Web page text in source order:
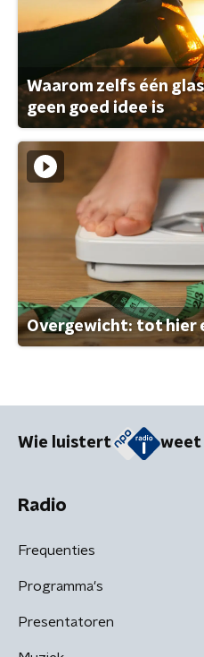
Waarom zelfs één
geen goed idee is
Overgewicht: tot hier
Wie luistert weet
Radio
Frequenties
Programma's
Presentatoren